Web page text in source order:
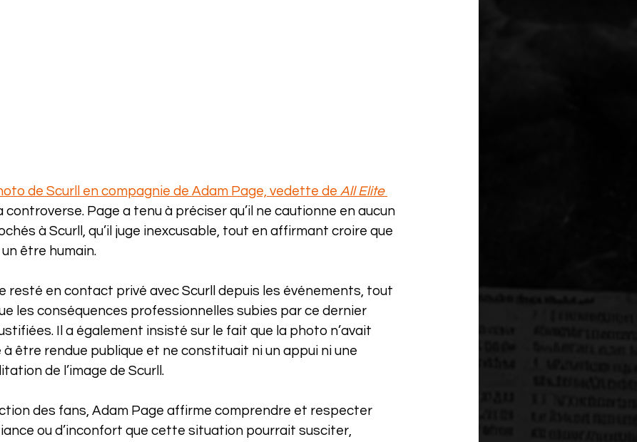
de Scurll en compagnie de Adam Page, vedette de All Elite
controverse. Page a tenu à préciser qu’il ne cautionne en aucun
à Scurll, qu’il juge inexcusable, tout en affirmant croire que
être humain.
resté en contact privé avec Scurll depuis les événements, tout
les conséquences professionnelles subies par ce dernier
Il a également insisté sur le fait que la photo n’avait
être rendue publique et ne constituait ni un appui ni une
de l’image de Scurll.
des fans, Adam Page affirme comprendre et respecter
ou d’inconfort que cette situation pourrait susciter,